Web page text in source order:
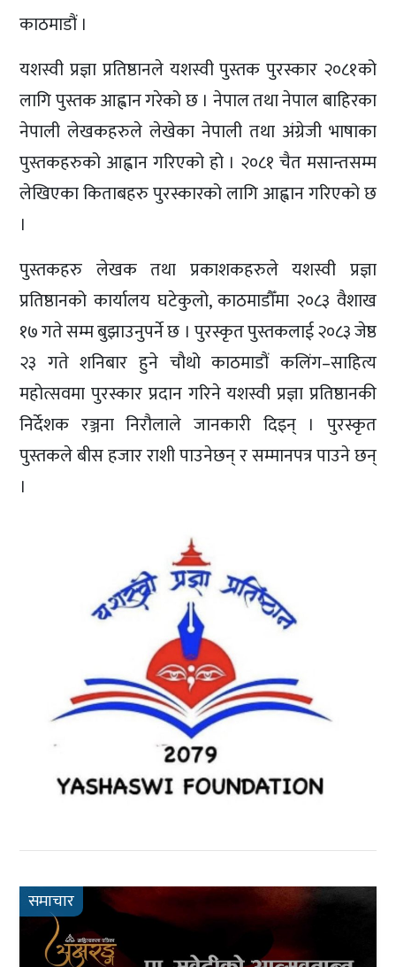
काठमाडौं ।
यशस्वी प्रज्ञा प्रतिष्ठानले यशस्वी पुस्तक पुरस्कार २०८१को
लागि पुस्तक आह्वान गरेको छ । नेपाल तथा नेपाल बाहिरका
नेपाली लेखकहरुले लेखेका नेपाली तथा अंग्रेजी भाषाका
पुस्तकहरुको आह्वान गरिएको हो । २०८१ चैत मसान्तसम्म
लेखिएका किताबहरु पुरस्कारको लागि आह्वान गरिएको छ
।
पुस्तकहरु लेखक तथा प्रकाशकहरुले यशस्वी प्रज्ञा
प्रतिष्ठानको कार्यालय घटेकुलो, काठमाडौँमा २०८३ वैशाख
१७ गते सम्म बुझाउनुपर्ने छ । पुरस्कृत पुस्तकलाई २०८३ जेष्ठ
२३ गते शनिबार हुने चौथो काठमाडौं कलिंग–साहित्य
महोत्सवमा पुरस्कार प्रदान गरिने यशस्वी प्रज्ञा प्रतिष्ठानकी
निर्देशक रञ्जना निरौलाले जानकारी दिइन् । पुरस्कृत
पुस्तकले बीस हजार राशी पाउनेछन् र सम्मानपत्र पाउने छन्
।
समाचार